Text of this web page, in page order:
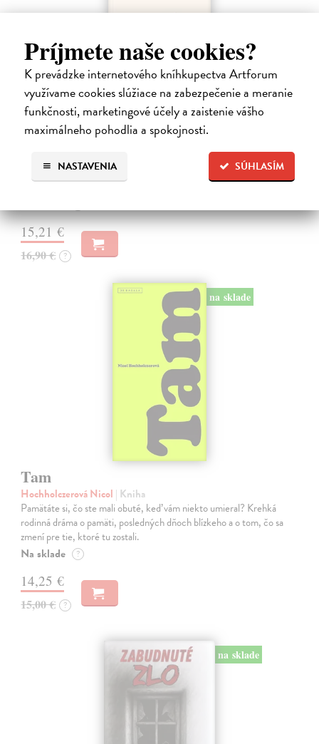
Príjmete naše cookies?
K prevádzke internetového kníhkupectva Artforum
využívame cookies slúžiace na zabezpečenie a meranie
funkčnosti, marketingové účely a zaistenie vášho
maximálneho pohodlia a spokojnosti.
SÚHLASÍM
NASTAVENIA
Kolotočárka
Tam, kde sa radosť zo slobodného pohybu a dobrodružstva prelína s
pocitom vyčlenenia. Tam, kde rastie starý gaštan a okolo neho sa krúti
15,21 €
16,90 € ?
na sklade
Tam
Hochholczerová Nicol | Kniha
Pamätáte si, čo ste mali obuté, keď vám niekto umieral? Krehká
rodinná dráma o pamäti, posledných dňoch blízkeho a o tom, čo sa
zmení pre tie, ktoré tu zostali.
Na sklade ?
14,25 €
15,00 € ?
na sklade